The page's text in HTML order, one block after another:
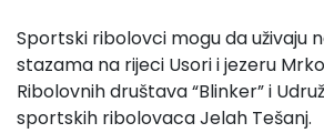
Sportski ribolovci mogu da uživaju
stazama na rijeci Usori i jezeru
Ribolovnih društava “Blinker” i
sportskih ribolovaca Jelah Tešanj.